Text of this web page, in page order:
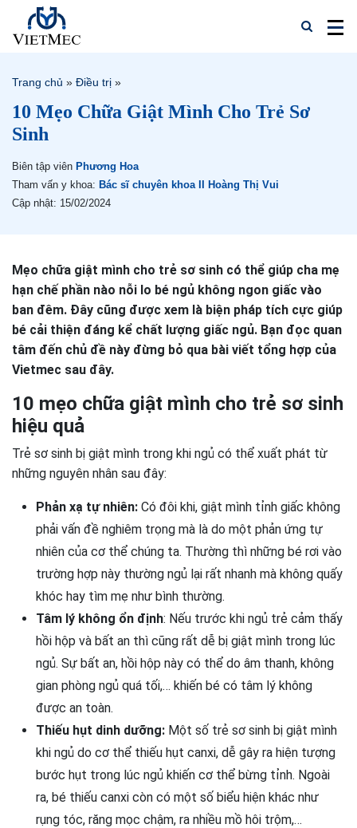
Trang chủ » Điều trị »
10 Mẹo Chữa Giật Mình Cho Trẻ Sơ
Sinh
Biên tập viên Phương Hoa
Tham vấn y khoa: Bác sĩ chuyên khoa II Hoàng Thị Vui
Cập nhật: 15/02/2024
Mẹo chữa giật mình cho trẻ sơ sinh có thể giúp cha mẹ
hạn chế phần nào nỗi lo bé ngủ không ngon giấc vào
ban đêm. Đây cũng được xem là biện pháp tích cực giúp
bé cải thiện đáng kể chất lượng giấc ngủ. Bạn đọc quan
tâm đến chủ đề này đừng bỏ qua bài viết tổng hợp của
Vietmec sau đây.
10 mẹo chữa giật mình cho trẻ sơ sinh
hiệu quả
Trẻ sơ sinh bị giật mình trong khi ngủ có thể xuất phát từ
những nguyên nhân sau đây:
Phản xạ tự nhiên: Có đôi khi, giật mình tỉnh giấc không
phải vấn đề nghiêm trọng mà là do một phản ứng tự
nhiên của cơ thể chúng ta. Thường thì những bé rơi vào
trường hợp này thường ngủ lại rất nhanh mà không quấy
khóc hay tìm mẹ như bình thường.
Tâm lý không ổn định: Nếu trước khi ngủ trẻ cảm thấy
hồi hộp và bất an thì cũng rất dễ bị giật mình trong lúc
ngủ. Sự bất an, hồi hộp này có thể do âm thanh, không
gian phòng ngủ quá tối,… khiến bé có tâm lý không
được an toàn.
Thiếu hụt dinh dưỡng: Một số trẻ sơ sinh bị giật mình
khi ngủ do cơ thể thiếu hụt canxi, dễ gây ra hiện tượng
bước hụt trong lúc ngủ khiến cơ thể bừng tỉnh. Ngoài
ra, bé thiếu canxi còn có một số biểu hiện khác như
rụng tóc, răng mọc chậm, ra nhiều mồ hôi trộm,…